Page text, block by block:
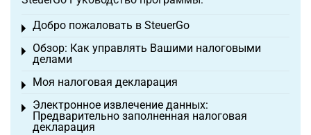
Добро пожаловать в SteuerGo
Toggle menu
Обзор: Как управлять Вашими налоговыми
делами
Toggle menu
Моя налоговая декларация
Toggle menu
Электронное извлечение данных:
Предварительно заполненная налоговая
декларация
Toggle menu